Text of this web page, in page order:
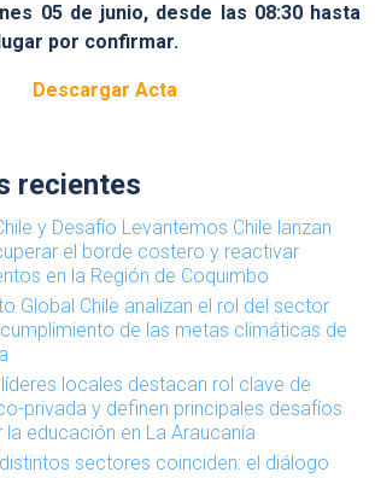
05 de junio, desde las 08:30 hasta
por confirmar.
Descargar Acta
recientes
y Desafío Levantemos Chile lanzan
el borde costero y reactivar
en la Región de Coquimbo
Global Chile analizan el rol del sector
cumplimiento de las metas climáticas de
locales destacan rol clave de
privada y definen principales desafíos
educación en La Araucanía
sectores coinciden: el diálogo